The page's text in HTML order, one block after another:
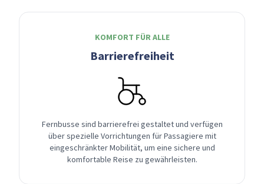
KOMFORT FÜR ALLE
Barrierefreiheit
Fernbusse sind barrierefrei gestaltet und verfügen
über spezielle Vorrichtungen für Passagiere mit
eingeschränkter Mobilität, um eine sichere und
komfortable Reise zu gewährleisten.